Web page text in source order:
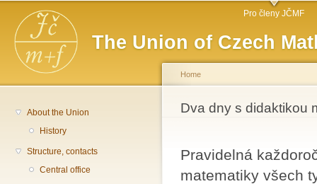
The Union of Czech
Main menu Pro členy JČMF
About the Union
History
Structure, contacts
Central office
You are here
Home
Dva dny s didaktikou
Pravidelná
matematiky všech